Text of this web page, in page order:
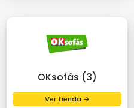
OKsofás (3)
Ver tienda →